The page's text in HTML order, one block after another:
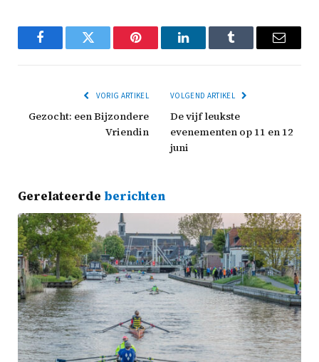
FacebookTwitter Pinterest LinkedInTumblr Email
VORIG ARTIKEL
Gezocht: een Bijzondere
Vriendin
VOLGEND ARTIKEL
De vijf leukste
evenementen op 11 en 12
juni
Gerelateerde berichten